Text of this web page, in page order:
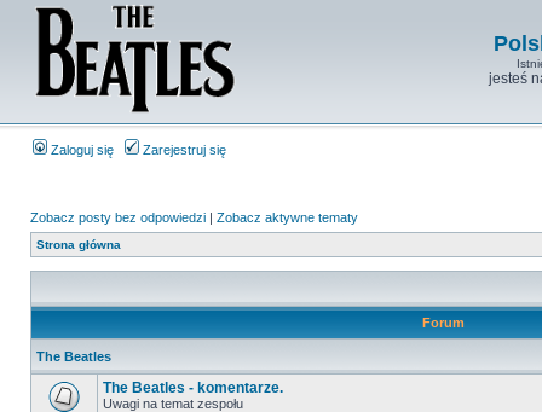
jesteś
Zaloguj się Zarejestruj się
Zobacz posty bez odpowiedzi | Zobacz aktywne tematy
Strona główna
Forum
The Beatles
The Beatles - komentarze.
Uwagi na temat zespołu